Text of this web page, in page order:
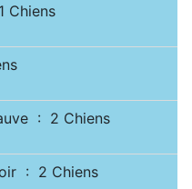
Chiens
: 2 Chiens
: 2 Chiens